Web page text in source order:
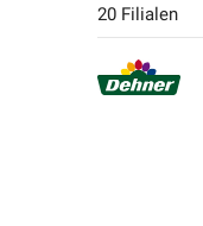
20 Filialen